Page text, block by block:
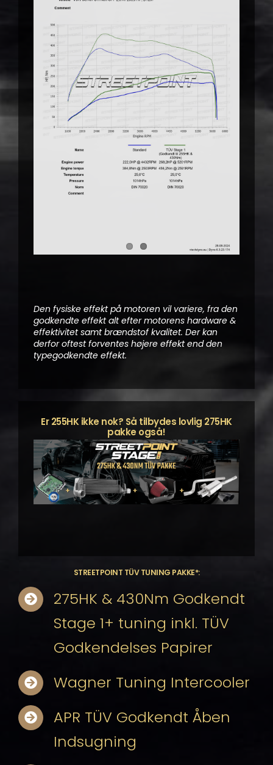
Den fysiske effekt på motoren vil variere, fra den
godkendte effekt alt efter motorens hardware &
effektivitet samt brændstof kvalitet. Der kan
derfor oftest forventes højere effekt end den
typegodkendte effekt.
Er 255HK ikke nok? Så tilbydes lovlig 275HK
pakke også!
STREETPOINT TÜV TUNING PAKKE*:
275HK & 430Nm Godkendt
Stage 1+ tuning inkl. TÜV
Godkendelses Papirer
Wagner Tuning Intercooler
APR TÜV Godkendt Åben
Indsugning